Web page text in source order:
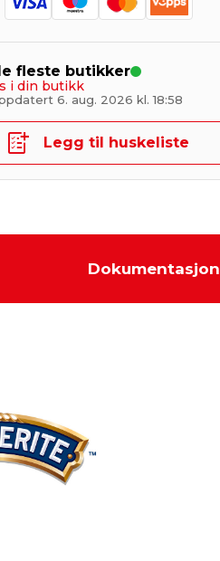
fleste butikker
i din butikk
6. aug. 2026 kl. 18:58
Legg til huskeliste
Dokumentasjon